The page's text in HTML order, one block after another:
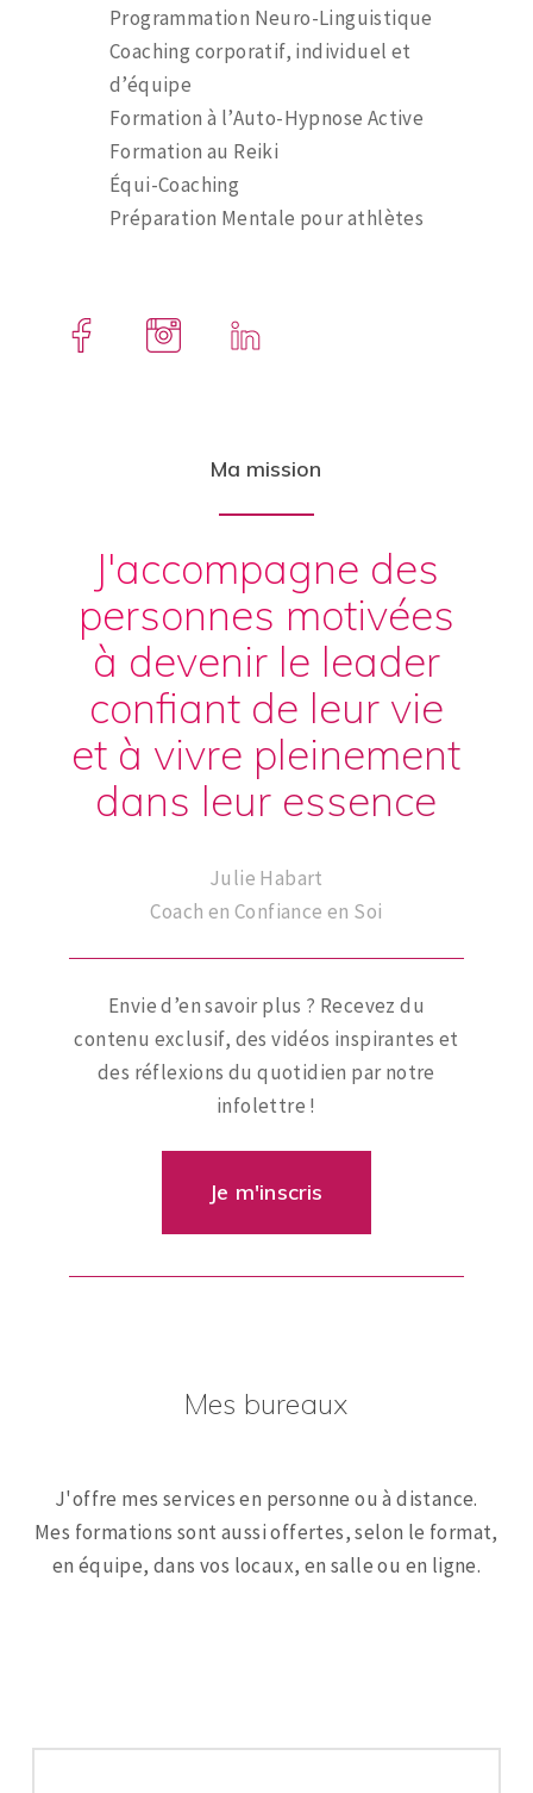
Programmation Neuro-Linguistique
Coaching corporatif, individuel et
d’équipe
Formation à l’Auto-Hypnose Active
Formation au Reiki
Équi-Coaching
Préparation Mentale pour athlètes
Ma mission
J'accompagne des
personnes motivées
à devenir le leader
confiant de leur vie
et à vivre pleinement
dans leur essence
Julie Habart
Coach en Confiance en Soi
Envie d’en savoir plus ? Recevez du
contenu exclusif, des vidéos inspirantes et
des réflexions du quotidien par notre
infolettre !
Je m'inscris
Mes bureaux
J'offre mes services en personne ou à distance.
Mes formations sont aussi offertes, selon le format,
en équipe, dans vos locaux, en salle ou en ligne.